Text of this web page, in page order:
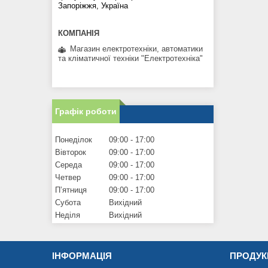
Запоріжжя, Україна
Магазин електротехніки, автоматики
та кліматичної техніки "Електротехніка"
Графік роботи
Понеділок 09:00
17:00
Вівторок
09:00
17:00
Середа
09:00
17:00
Четвер
09:00
17:00
Пʼятниця
09:00
17:00
Субота
Вихідний
Неділя
Вихідний
ІНФОРМАЦІЯ